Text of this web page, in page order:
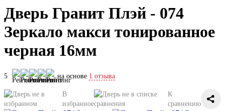
Дверь Гранит Плэй - 074
Зеркало макси тонированное
черная 16мм
5 на основе 1 отзыва
В
избранное
К
сравнению